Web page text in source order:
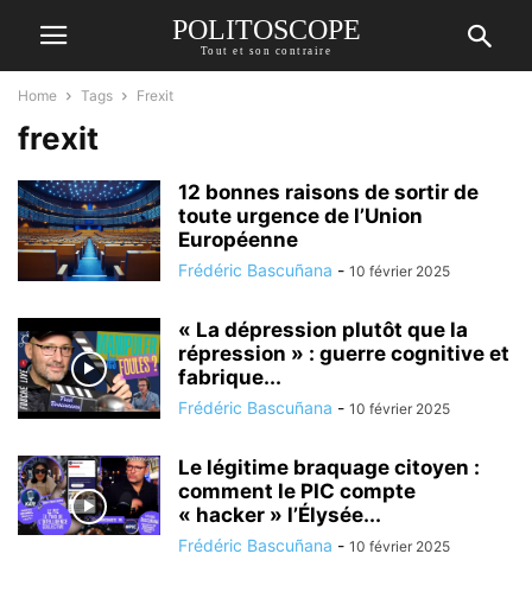
POLITOSCOPE
Tout et son contraire
Home Tags Frexit
frexit
12 bonnes raisons de sortir de
toute urgence de l’Union
Européenne
Frédéric Bascuñana - 10 février 2025
« La dépression plutôt que la
répression » : guerre cognitive et
fabrique...
Frédéric Bascuñana - 10 février 2025
Le légitime braquage citoyen :
comment le PIC compte
« hacker » l’Élysée...
Frédéric Bascuñana - 10 février 2025